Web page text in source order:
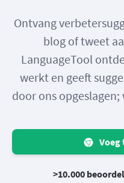
Ontvang
blog of tweet
LanguageTool
werkt en geeft
door ons
Voeg
>10.000